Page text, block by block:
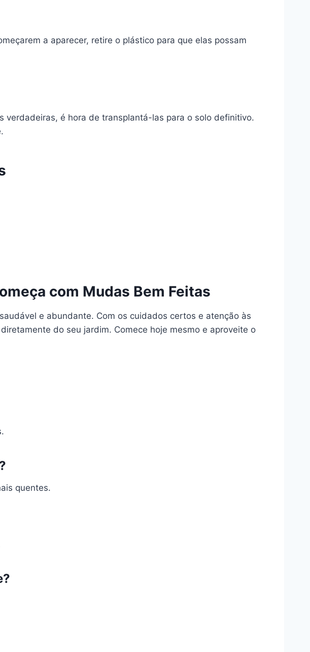
a aparecer, retire o plástico para que elas possam
verdadeiras, é hora de transplantá-las para o solo definitivo.
com Mudas Bem Feitas
e abundante. Com os cuidados certos e atenção às
do seu jardim. Comece hoje mesmo e aproveite o
quentes.